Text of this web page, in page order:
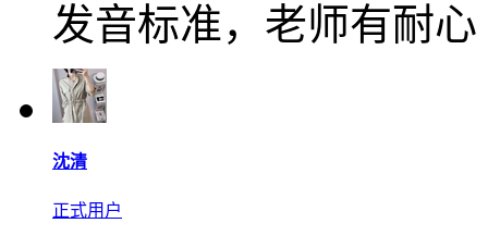
发音标准，老师有耐心
沈清
正式用户